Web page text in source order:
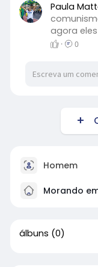
Paula
agora
· 0
Homem
Morando
álbuns (0)